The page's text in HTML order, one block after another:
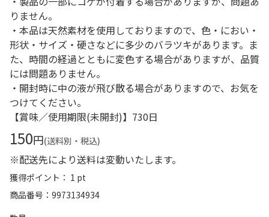
りません。
・本品は天然素材を使用しておりますので、色・におい・
形状・サイズ・硬さなどに多少のバラツキがあります。ま
た、時間の経過とともに変色する場合がありますが、品質
には問題ありません。
・開封時に中の液が飛び散る場合がありますので、お気を
つけてください。
【賞味／使用期限(未開封)】730日
150円(送料別・税込)
※配送先により送料は変動いたします。
獲得ポイント： 1 pt
商品番号
9973134934